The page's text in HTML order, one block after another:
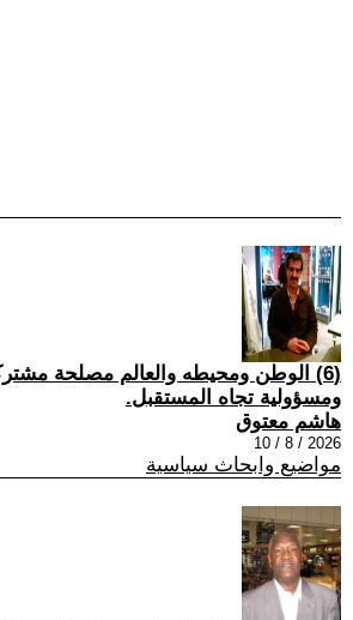
(6) الوطن ومحيطه والعالم مصلحة
ومسؤولية تجاه المستقبل.
هاشم معتوق
2026 / 8 / 10
مواضيع وابحاث سياسية